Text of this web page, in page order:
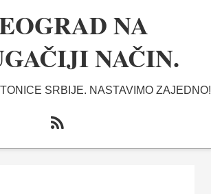
NA
NAČIN.
SRBIJE. NASTAVIMO ZAJEDNO!